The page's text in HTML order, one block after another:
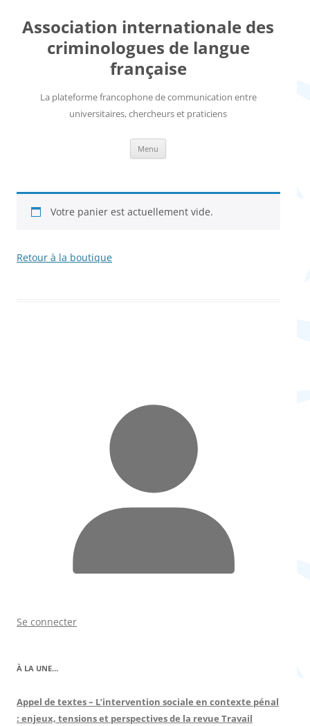
contenu
Association internationale des
criminologues de langue
française
La plateforme francophone de communication entre
universitaires, chercheurs et praticiens
Menu
Votre panier est actuellement vide.
Retour à la boutique
Se connecter
À LA UNE…
Appel de textes – L’intervention sociale en contexte pénal
: enjeux, tensions et perspectives de la revue Travail